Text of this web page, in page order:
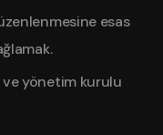
esas
ve yönetim kurulu